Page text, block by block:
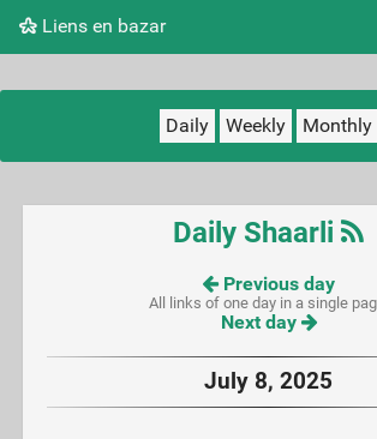
Liens en bazar
Daily Weekly Monthly
Daily Shaarli
Previous day
All links of one day in a single
Next day
July 8, 2025